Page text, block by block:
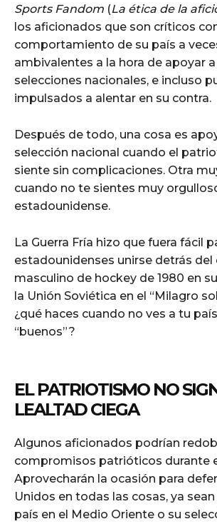
Sports Fandom (La ética de la
los aficionados que son críticos
comportamiento de su país a
ambivalentes a la hora de apoyar a
selecciones nacionales, e incluso
impulsados a alentar en su contra.
Después de todo, una cosa es
selección nacional cuando el
siente sin complicaciones. Otra
cuando no te sientes muy
estadounidense.
La Guerra Fría hizo que fuera fácil
estadounidenses unirse detrás del
masculino de hockey de 1980 en
la Unión Soviética en el “Milagro
¿qué haces cuando no ves a tu
“buenos”?
EL PATRIOTISMO NO
LEALTAD CIEGA
Algunos aficionados podrían
compromisos patrióticos durante
Aprovecharán la ocasión para
Unidos en todas las cosas, ya
país en el Medio Oriente o su